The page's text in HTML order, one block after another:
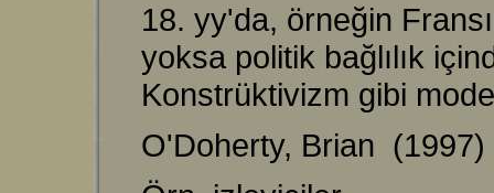
18. yy'da, örneğin
yoksa politik bağlılık
Konstrüktivizm gibi
O'Doherty, Brian (1997)